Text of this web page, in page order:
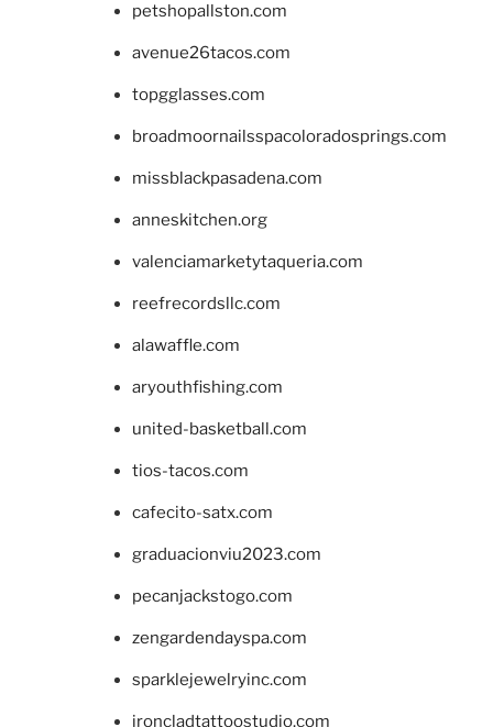
petshopallston.com
avenue26tacos.com
topgglasses.com
broadmoornailsspacoloradosprings.com
missblackpasadena.com
anneskitchen.org
valenciamarketytaqueria.com
reefrecordsllc.com
alawaffle.com
aryouthfishing.com
united-basketball.com
tios-tacos.com
cafecito-satx.com
graduacionviu2023.com
pecanjackstogo.com
zengardendayspa.com
sparklejewelryinc.com
ironcladtattoostudio.com